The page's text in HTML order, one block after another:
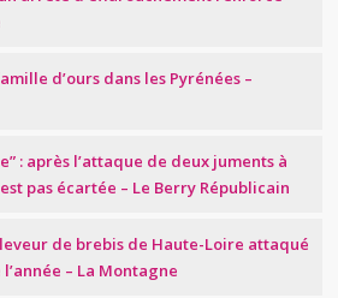
d’ours dans les Pyrénées –
: après l’attaque de deux juments à
pas écartée – Le Berry Républicain
de brebis de Haute-Loire attaqué
– La Montagne